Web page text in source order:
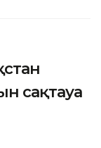
сақтауға